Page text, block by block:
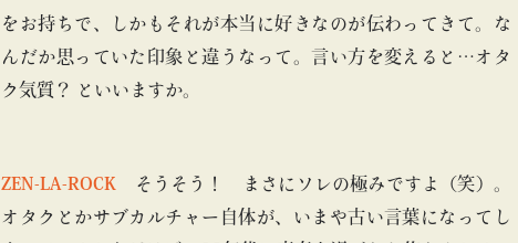
をお持ちで、しかもそれが本当に好きなのが伝わってきて。な
んだか思っていた印象と違うなって。言い方を変えると…オタ
ク気質？ といいますか。
ZEN-LA-ROCK そうそう！ まさにソレの極みですよ（笑）。
オタクとかサブカルチャー自体が、いまや古い言葉になってし